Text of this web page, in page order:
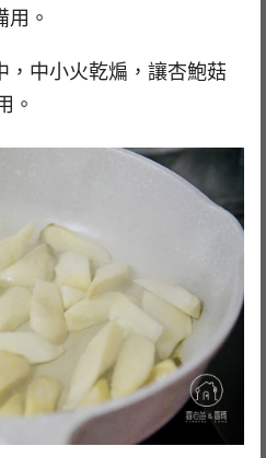
用。
，中小火乾煸，讓杏鮑菇
。